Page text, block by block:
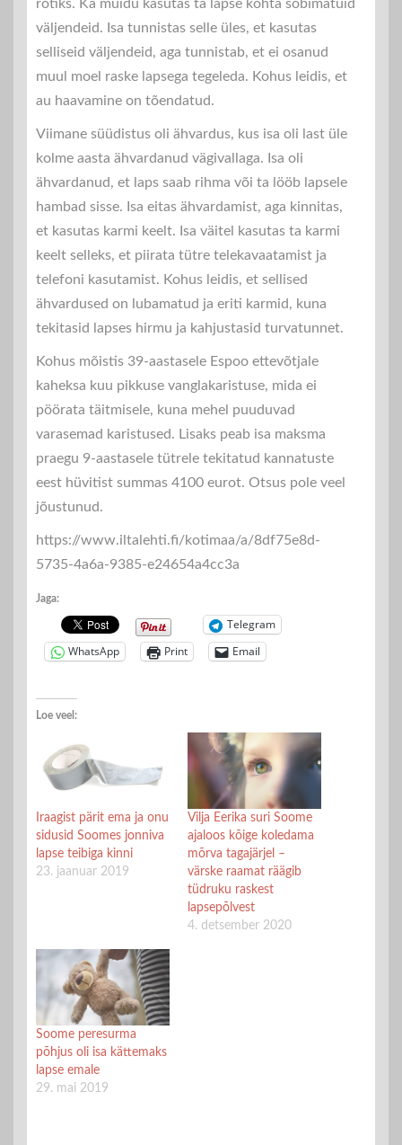
rotiks. Ka muidu kasutas ta lapse kohta sobimatuid
väljendeid. Isa tunnistas selle üles, et kasutas
selliseid väljendeid, aga tunnistab, et ei osanud
muul moel raske lapsega tegeleda. Kohus leidis, et
au haavamine on tõendatud.
Viimane süüdistus oli ähvardus, kus isa oli last üle
kolme aasta ähvardanud vägivallaga. Isa oli
ähvardanud, et laps saab rihma või ta lööb lapsele
hambad sisse. Isa eitas ähvardamist, aga kinnitas,
et kasutas karmi keelt. Isa väitel kasutas ta karmi
keelt selleks, et piirata tütre telekavaatamist ja
telefoni kasutamist. Kohus leidis, et sellised
ähvardused on lubamatud ja eriti karmid, kuna
tekitasid lapses hirmu ja kahjustasid turvatunnet.
Kohus mõistis 39-aastasele Espoo ettevõtjale
kaheksa kuu pikkuse vanglakaristuse, mida ei
pöörata täitmisele, kuna mehel puuduvad
varasemad karistused. Lisaks peab isa maksma
praegu 9-aastasele tütrele tekitatud kannatuste
eest hüvitist summas 4100 eurot. Otsus pole veel
jõustunud.
https://www.iltalehti.fi/kotimaa/a/8df75e8d-
5735-4a6a-9385-e24654a4cc3a
Jaga:
Telegram
WhatsApp
Print Email
Loe veel:
Iraagist pärit ema ja onu
sidusid Soomes jonniva
lapse teibiga kinni
23. jaanuar 2019
Vilja Eerika suri Soome
ajaloos kõige koledama
mõrva tagajärjel –
värske raamat räägib
tüdruku raskest
lapsepõlvest
4. detsember 2020
Soome peresurma
põhjus oli isa kättemaks
lapse emale
29. mai 2019